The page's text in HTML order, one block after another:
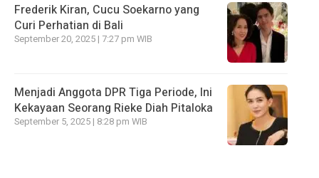
Frederik Kiran, Cucu Soekarno yang
Curi Perhatian di Bali
September 20, 2025 | 7:27 pm WIB
Menjadi Anggota DPR Tiga Periode, Ini
Kekayaan Seorang Rieke Diah Pitaloka
September 5, 2025 | 8:28 pm WIB